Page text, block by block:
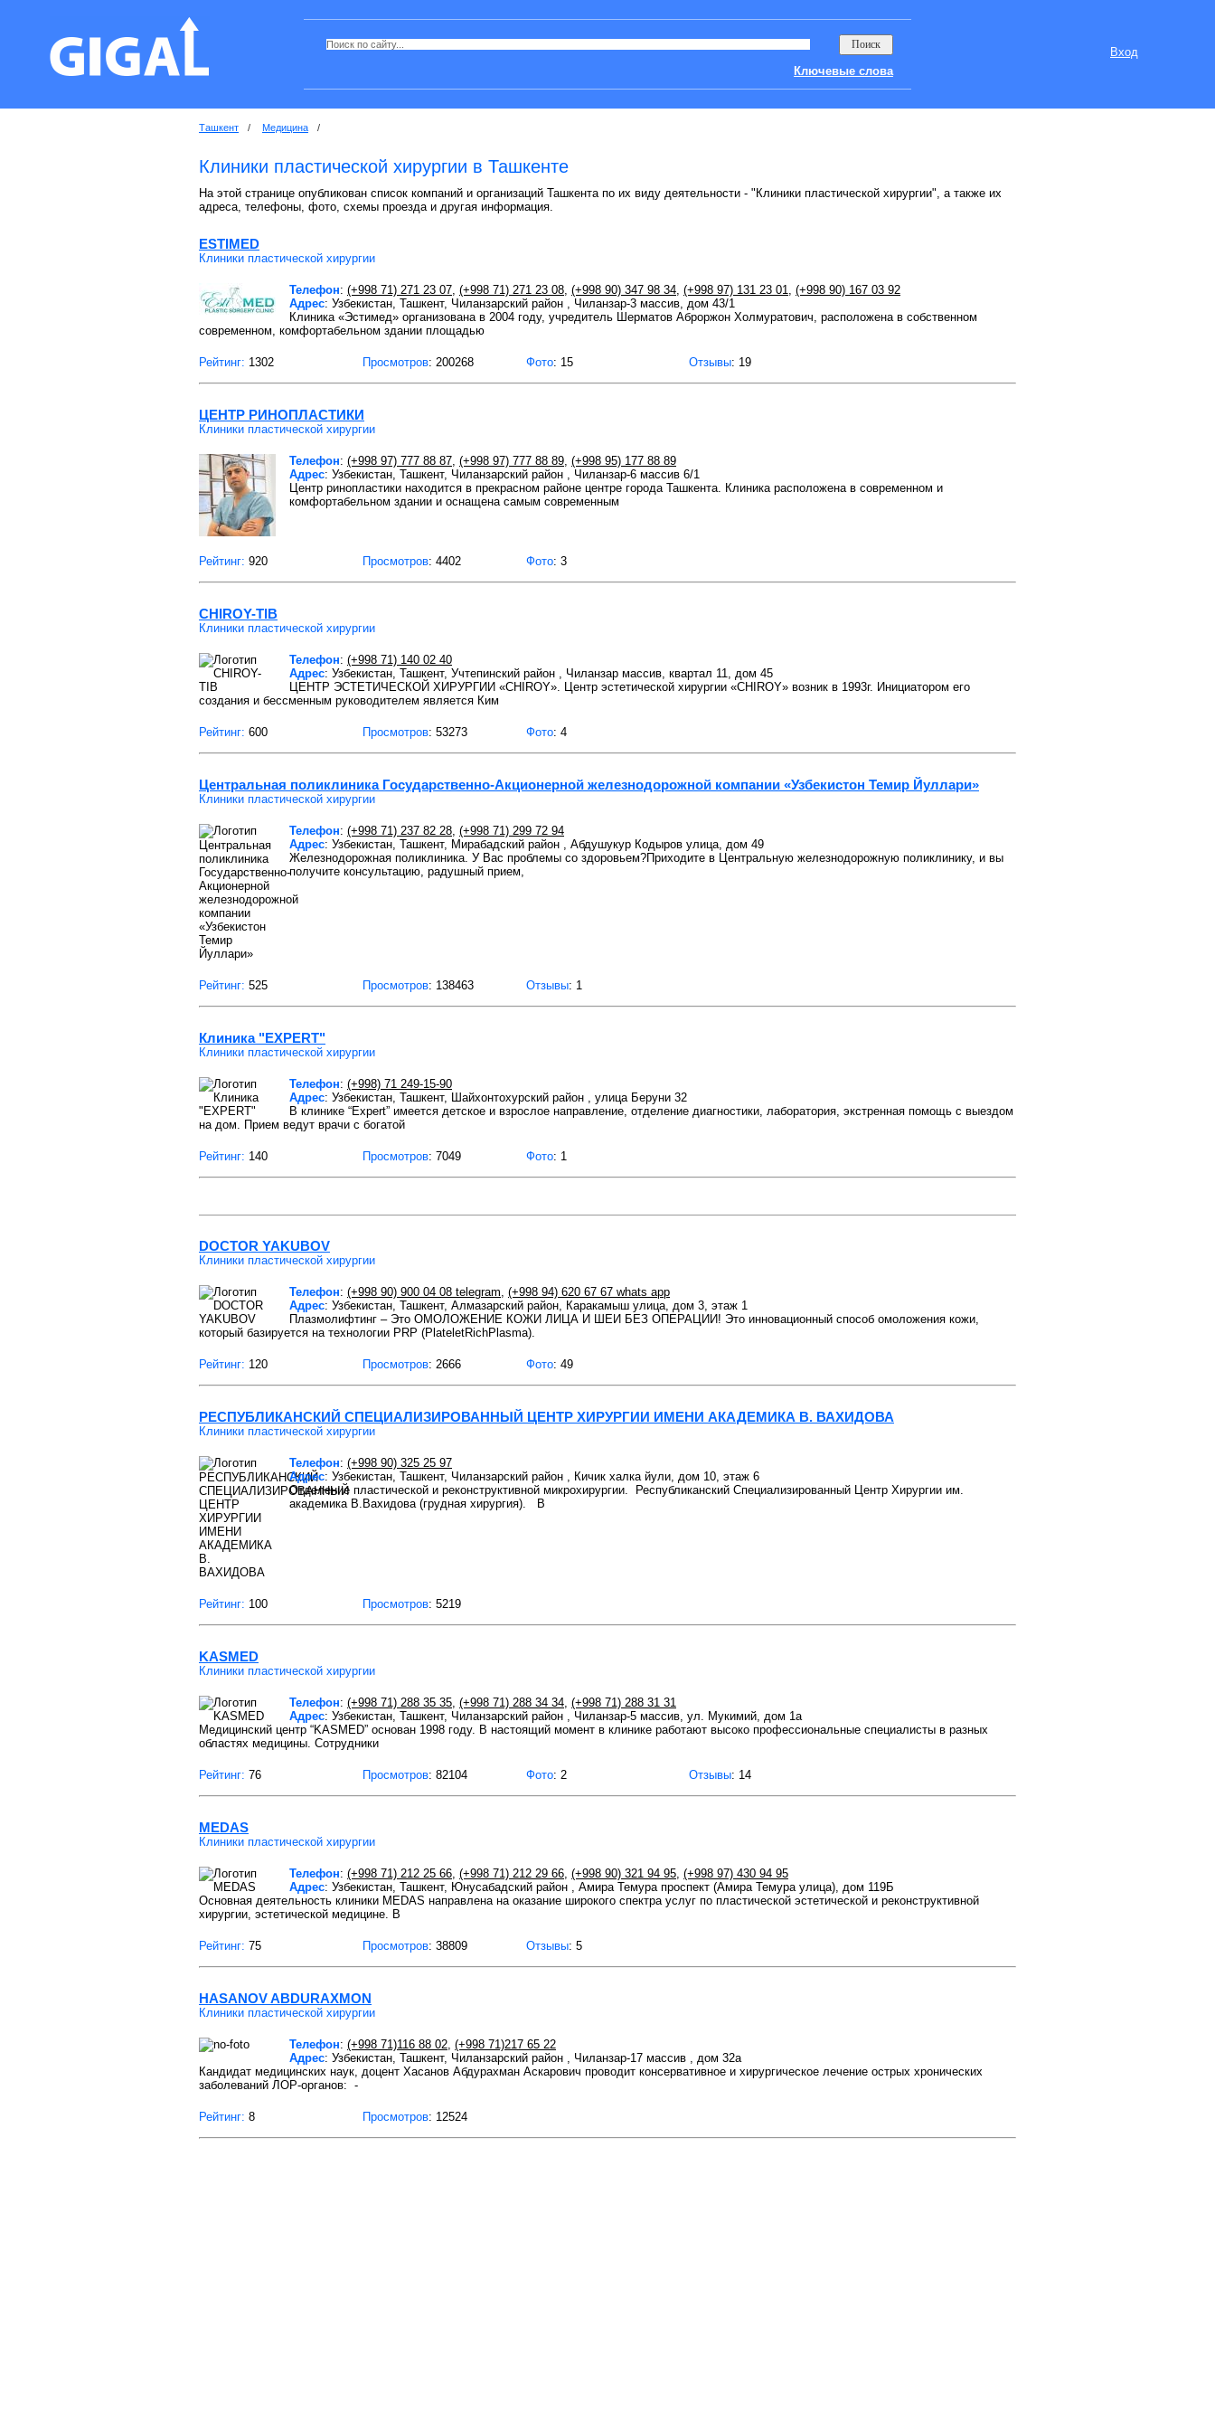
Вход
Ключевые слова
Ташкент / Медицина /
Клиники пластической хирургии в Ташкенте
На этой странице опубликован список компаний и организаций Ташкента по их виду деятельности - "Клиники пластической хирургии", а также их
адреса, телефоны, фото, схемы проезда и другая информация.
ESTIMED
Клиники пластической хирургии
Телефон: (+998 71) 271 23 07, (+998 71) 271 23 08, (+998 90) 347 98 34, (+998 97) 131 23 01, (+998 90) 167 03 92
Адрес: Узбекистан, Ташкент, Чиланзарский район , Чиланзар-3 массив, дом 43/1
Клиника «Эстимед» организована в 2004 году, учредитель Шерматов Аброржон Холмуратович, расположена в собственном
современном, комфортабельном здании площадью
Рейтинг: 1302 Просмотров: 200268 Фото: 15 Отзывы: 19
ЦЕНТР РИНОПЛАСТИКИ
Клиники пластической хирургии
Телефон: (+998 97) 777 88 87, (+998 97) 777 88 89, (+998 95) 177 88 89
Адрес: Узбекистан, Ташкент, Чиланзарский район , Чиланзар-6 массив 6/1
Центр ринопластики находится в прекрасном районе центре города Ташкента. Клиника расположена в современном и
комфортабельном здании и оснащена самым современным
Рейтинг: 920 Просмотров: 4402 Фото: 3
CHIROY-TIB
Клиники пластической хирургии
Телефон: (+998 71) 140 02 40
Адрес: Узбекистан, Ташкент, Учтепинский район , Чиланзар массив, квартал 11, дом 45
ЦЕНТР ЭСТЕТИЧЕСКОЙ ХИРУРГИИ «CHIROY». Центр эстетической хирургии «CHIROY» возник в 1993г. Инициатором его
создания и бессменным руководителем является Ким
Рейтинг: 600 Просмотров: 53273 Фото: 4
Центральная поликлиника Государственно-Акционерной железнодорожной компании «Узбекистон Темир Йуллари»
Клиники пластической хирургии
Телефон: (+998 71) 237 82 28, (+998 71) 299 72 94
Адрес: Узбекистан, Ташкент, Мирабадский район , Абдушукур Кодыров улица, дом 49
Железнодорожная поликлиника. У Вас проблемы со здоровьем?Приходите в Центральную железнодорожную поликлинику, и вы
получите консультацию, радушный прием,
Рейтинг: 525 Просмотров: 138463 Отзывы: 1
Клиника "EXPERT"
Клиники пластической хирургии
Телефон: (+998) 71 249-15-90
Адрес: Узбекистан, Ташкент, Шайхонтохурский район , улица Беруни 32
В клинике “Expert” имеется детское и взрослое направление, отделение диагностики, лаборатория, экстренная помощь с выездом
на дом. Прием ведут врачи с богатой
Рейтинг: 140 Просмотров: 7049 Фото: 1
DOCTOR YAKUBOV
Клиники пластической хирургии
Телефон: (+998 90) 900 04 08 telegram, (+998 94) 620 67 67 whats app
Адрес: Узбекистан, Ташкент, Алмазарский район, Каракамыш улица, дом 3, этаж 1
Плазмолифтинг – Это ОМОЛОЖЕНИЕ КОЖИ ЛИЦА И ШЕИ БЕЗ ОПЕРАЦИИ! Это инновационный способ омоложения кожи,
который базируется на технологии PRP (PlateletRichPlasma).
Рейтинг: 120 Просмотров: 2666 Фото: 49
РЕСПУБЛИКАНСКИЙ СПЕЦИАЛИЗИРОВАННЫЙ ЦЕНТР ХИРУРГИИ ИМЕНИ АКАДЕМИКА В. ВАХИДОВА
Клиники пластической хирургии
Телефон: (+998 90) 325 25 97
Адрес: Узбекистан, Ташкент, Чиланзарский район , Кичик халка йули, дом 10, этаж 6
Отделение пластической и реконструктивной микрохирургии. Республиканский Специализированный Центр Хирургии им.
академика В.Вахидова (грудная хирургия). В
Рейтинг: 100 Просмотров: 5219
KASMED
Клиники пластической хирургии
Телефон: (+998 71) 288 35 35, (+998 71) 288 34 34, (+998 71) 288 31 31
Адрес: Узбекистан, Ташкент, Чиланзарский район , Чиланзар-5 массив, ул. Мукимий, дом 1а
Медицинский центр “KASMED” основан 1998 году. В настоящий момент в клинике работают высоко профессиональные специалисты в разных
областях медицины. Сотрудники
Рейтинг: 76 Просмотров: 82104 Фото: 2 Отзывы: 14
MEDAS
Клиники пластической хирургии
Телефон: (+998 71) 212 25 66, (+998 71) 212 29 66, (+998 90) 321 94 95, (+998 97) 430 94 95
Адрес: Узбекистан, Ташкент, Юнусабадский район , Амира Темура проспект (Амира Темура улица), дом 119Б
Основная деятельность клиники MEDAS направлена на оказание широкого спектра услуг по пластической эстетической и реконструктивной
хирургии, эстетической медицине. В
Рейтинг: 75 Просмотров: 38809 Отзывы: 5
HASANOV ABDURAXMON
Клиники пластической хирургии
Телефон: (+998 71)116 88 02, (+998 71)217 65 22
Адрес: Узбекистан, Ташкент, Чиланзарский район , Чиланзар-17 массив , дом 32а
Кандидат медицинских наук, доцент Хасанов Абдурахман Аскарович проводит консервативное и хирургическое лечение острых хронических
заболеваний ЛОР-органов: -
Рейтинг: 8 Просмотров: 12524